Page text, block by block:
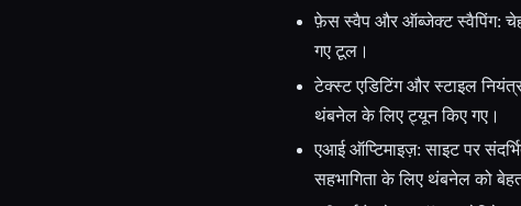
फ़ेस स्वैप और ऑब्जेक्ट स्वैपिंग:
गए टूल।
टेक्स्ट एडिटिंग और स्टाइल
थंबनेल के लिए ट्यून किए गए।
एआई ऑप्टिमाइज़: साइट पर
सहभागिता के लिए थंबनेल को